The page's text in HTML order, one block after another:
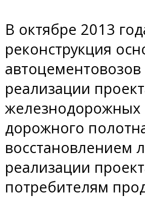
В октябре 2013
реконструкция
реализации
железнодорожных
дорожного
восстановлением
реализации
потребителям